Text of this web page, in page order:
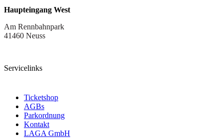
Haupteingang West
Am Rennbahnpark
41460 Neuss
Servicelinks
Ticketshop
AGBs
Parkordnung
Kontakt
LAGA GmbH